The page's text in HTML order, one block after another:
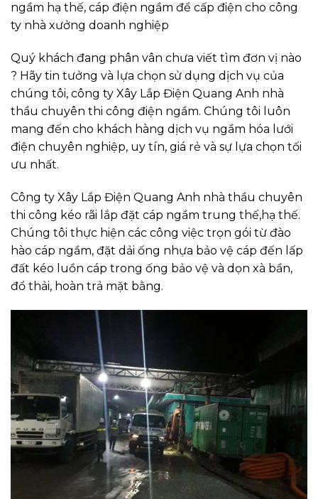
ngầm hạ thế, cáp điện ngầm để cấp điện cho công
ty nhà xưởng doanh nghiệp
Quý khách đang phân vân chưa viết tìm đơn vị nào
? Hãy tin tưởng và lựa chọn sử dụng dịch vụ của
chúng tôi, công ty Xây Lắp Điện Quang Anh nhà
thầu chuyên thi công điện ngầm. Chúng tôi luôn
mang đến cho khách hàng dịch vụ ngầm hóa lưới
điện chuyên nghiệp, uy tín, giá rẻ và sự lựa chọn tối
ưu nhất.
Công ty Xây Lắp Điện Quang Anh nhà thầu chuyên
thi công kéo rãi lắp đặt cáp ngầm trung thế,hạ thế.
Chúng tôi thực hiện các công việc trọn gói từ đào
hào cáp ngầm, đặt dải ống nhựa bảo vệ cáp đến lấp
đất kéo luồn cáp trong ống bảo vệ và dọn xà bần,
đổ thải, hoàn trả mặt bằng.